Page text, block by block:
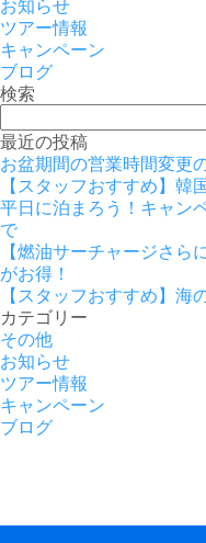
ツアー情報
キャンペーン
ブログ
検索
検
索:
最近の投稿
お盆期間の営業時間変更
【スタッフおすすめ】
平日に泊まろう！キャ
で
【燃油サーチャージさ
がお得！
【スタッフおすすめ】
カテゴリー
その他
お知らせ
ツアー情報
キャンペーン
ブログ